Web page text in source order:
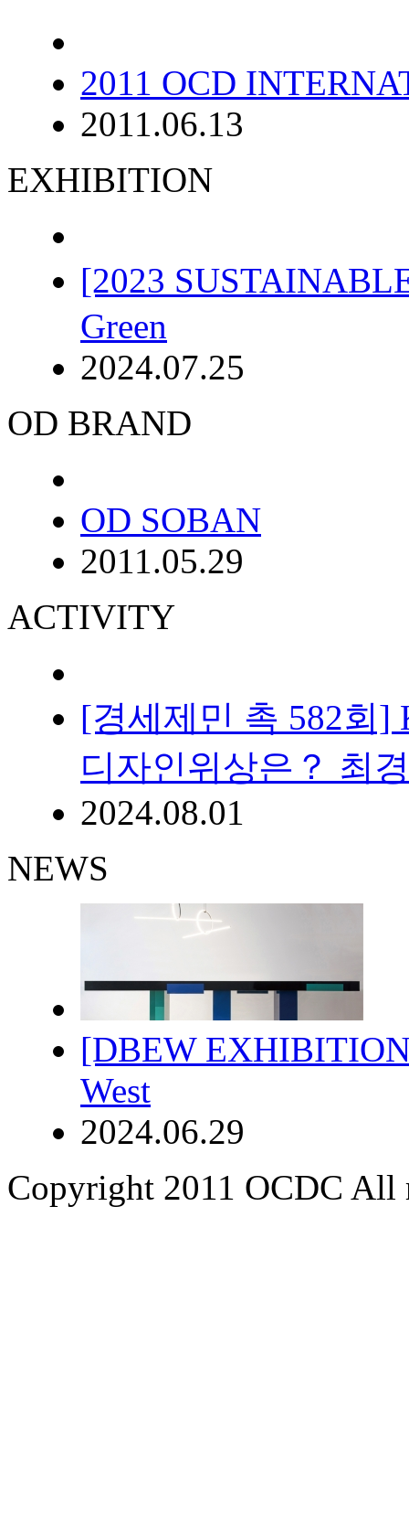
2011 OCD
2011.06.13
EXHIBITION
[2023
Green
2024.07.25
OD BRAND
OD SOBAN
2011.05.29
ACTIVITY
[경세제민 촉 582회]
디자인위상은？ 최
2024.08.01
NEWS
[DBEW EXHIBITION
West
2024.06.29
Copyright 2011 OCDC All